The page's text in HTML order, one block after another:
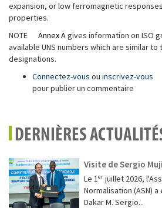
expansion, or low ferromagnetic
properties.
NOTE
Annex Agives information on ISO
available UNS numbers which are similar to
designations.
Connectez-vous ou inscrivez-vous
pour publier un commentaire
DERNIÈRES
Visite de Sergio
Le 1ᵉʳ juillet 2026,
Normalisation (ASN)
Dakar M. Sergio...